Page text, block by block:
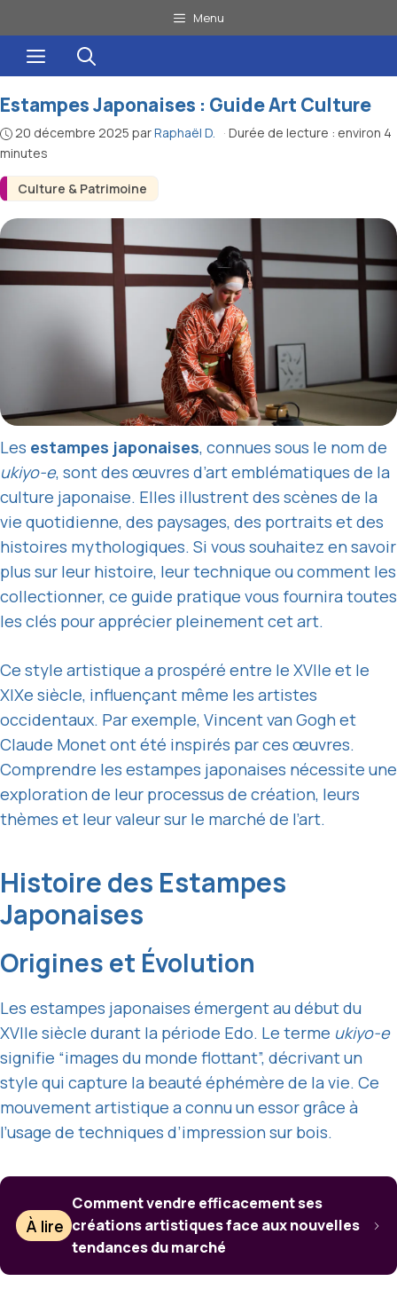
au
contenu
Menu
Menu
Culture & Patrimoine
Estampes Japonaises : Guide Art Culture
20 décembre 2025 parRaphaël D. · Durée de lecture : environ 4
minutes
Les estampes japonaises, connues sous le nom de
ukiyo-e, sont des œuvres d’art emblématiques de la
culture japonaise. Elles illustrent des scènes de la
vie quotidienne, des paysages, des portraits et des
histoires mythologiques. Si vous souhaitez en savoir
plus sur leur histoire, leur technique ou comment les
collectionner, ce guide pratique vous fournira toutes
les clés pour apprécier pleinement cet art.
Ce style artistique a prospéré entre le XVIIe et le
XIXe siècle, influençant même les artistes
occidentaux. Par exemple, Vincent van Gogh et
Claude Monet ont été inspirés par ces œuvres.
Comprendre les estampes japonaises nécessite une
exploration de leur processus de création, leurs
thèmes et leur valeur sur le marché de l’art.
Histoire des Estampes
Japonaises
Origines et Évolution
Les estampes japonaises émergent au début du
XVIIe siècle durant la période Edo. Le terme ukiyo-e
signifie “images du monde flottant”, décrivant un
style qui capture la beauté éphémère de la vie. Ce
mouvement artistique a connu un essor grâce à
l’usage de techniques d’impression sur bois.
À lire
Comment vendre efficacement ses
créations artistiques face aux nouvelles
tendances du marché